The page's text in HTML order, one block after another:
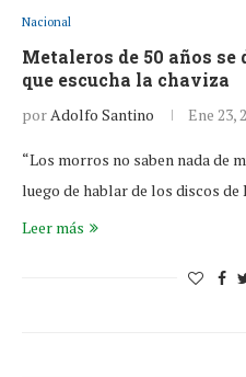
Nacional
Metaleros de 50 años
que escucha la chaviza
porAdolfo Santino Ene 23,
“Los morros no saben nada de
luego de hablar de los discos
Leer más